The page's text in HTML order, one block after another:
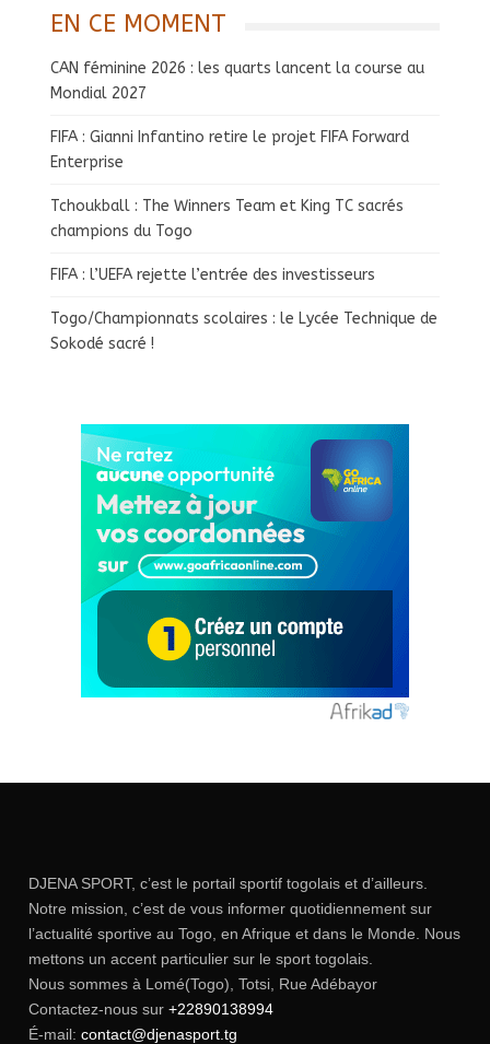
EN CE MOMENT
CAN féminine 2026 : les quarts lancent la course au
Mondial 2027
FIFA : Gianni Infantino retire le projet FIFA Forward
Enterprise
Tchoukball : The Winners Team et King TC sacrés
champions du Togo
FIFA : l’UEFA rejette l’entrée des investisseurs
Togo/Championnats scolaires : le Lycée Technique de
Sokodé sacré !
DJENA SPORT, c’est le portail sportif togolais et d’ailleurs.
Notre mission, c’est de vous informer quotidiennement sur
l’actualité sportive au Togo, en Afrique et dans le Monde. Nous
mettons un accent particulier sur le sport togolais.
Nous sommes à Lomé(Togo), Totsi, Rue Adébayor
Contactez-nous sur +22890138994
É-mail: contact@djenasport.tg